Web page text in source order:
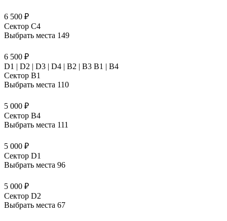
6 500 ₽
Сектор C4
Выбрать места 149
6 500 ₽
D1 | D2 | D3 | D4 | B2 | B3 B1 | В4
Сектор B1
Выбрать места 110
5 000 ₽
Сектор B4
Выбрать места 111
5 000 ₽
Сектор D1
Выбрать места 96
5 000 ₽
Сектор D2
Выбрать места 67